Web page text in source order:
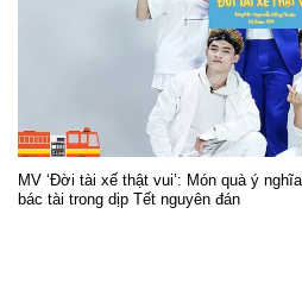
MV ‘Đời tài xế thật vui’: Món quà ý
bác tài trong dịp Tết nguyên đán